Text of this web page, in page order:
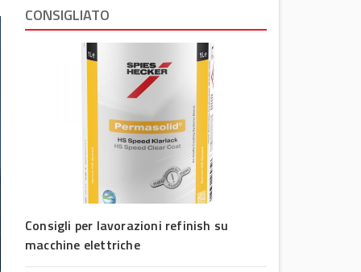
CONSIGLIATO
Consigli per lavorazioni refinish su
macchine elettriche